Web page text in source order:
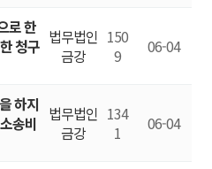
로 한
청구 법무법인
금강
150
9
06-04
하지
송비
법무법인
금강
134
1
06-04